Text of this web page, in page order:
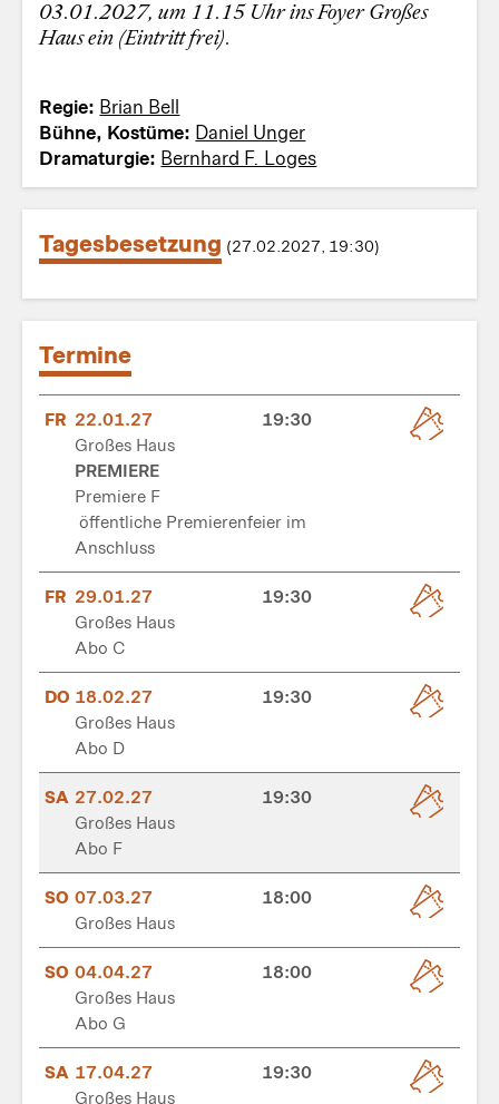
03.01.2027, um 11.15 Uhr ins Foyer Großes
Haus ein (Eintritt frei).
Regie: Brian Bell
Bühne, Kostüme: Daniel Unger
Dramaturgie: Bernhard F. Loges
Tagesbesetzung (27.02.2027, 19:30)
Termine
FR 22.01.27
19:30
Großes Haus
PREMIERE
Premiere F
öffentliche Premierenfeier im
Anschluss
FR 29.01.27
19:30
Großes Haus
Abo C
DO 18.02.27
19:30
Großes Haus
Abo D
SA 27.02.27
19:30
Großes Haus
Abo F
SO 07.03.27
18:00
Großes Haus
SO 04.04.27
18:00
Großes Haus
Abo G
SA 17.04.27
19:30
Großes Haus